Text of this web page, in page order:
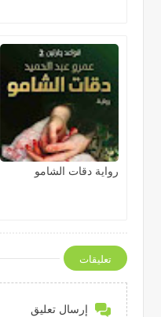
رواية دقات الشامو
تعليقات
إرسال تعليق